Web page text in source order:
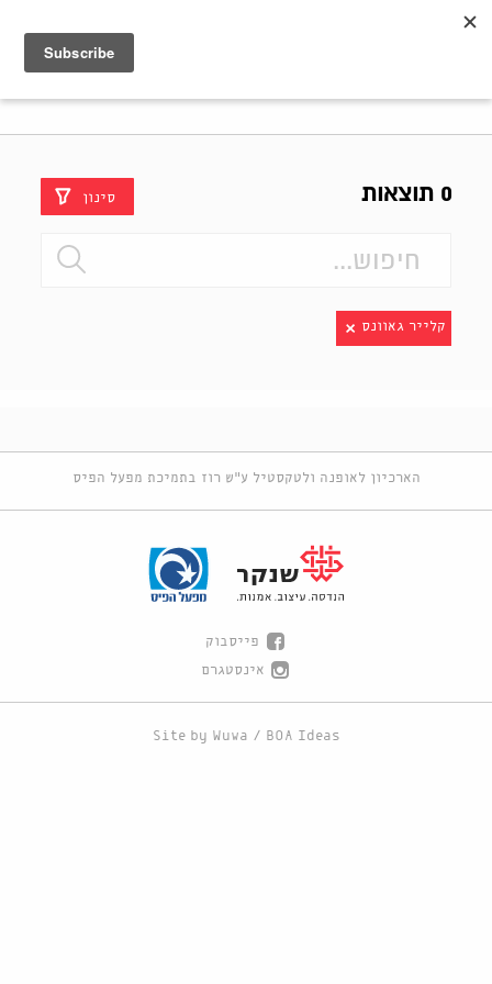
0 תוצאות סינון
קלייר גאוונס
הארכיון לאופנה ולטקסטיל ע"ש רוז בתמיכת מפעל הפיס
פייסבוק
אינסטגרם
Site by Wuwa / BOA Ideas